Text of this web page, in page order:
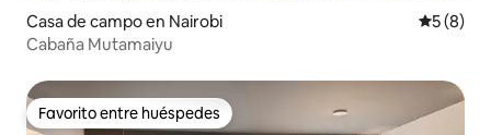
Casa de campo en Nairobi
5 (8)
Cabaña Mutamaiyu
Favorito entre huéspedes
Favorito entre huéspedes